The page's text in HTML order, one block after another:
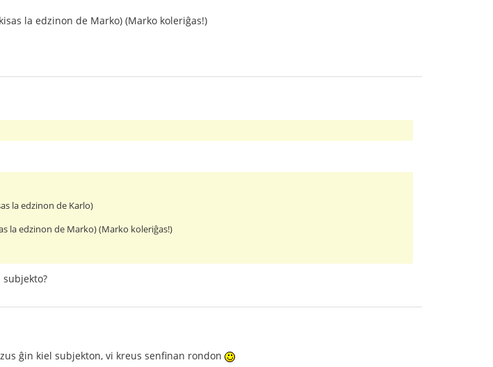
la edzinon de Marko) (Marko koleriĝas!)
la edzinon de Karlo)
la edzinon de Marko) (Marko koleriĝas!)
ĝin kiel subjekton, vi kreus senfinan rondon